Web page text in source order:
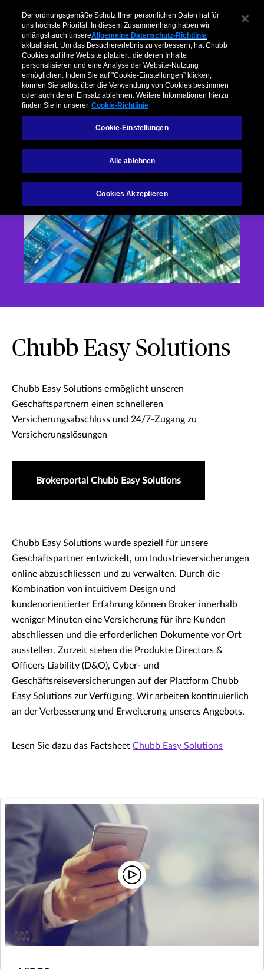
Chubb Easy Solutions
Chubb Easy Solutions ermöglicht unseren
Geschäftspartnern einen schnelleren
Versicherungsabschluss und 24/7-Zugang zu
Versicherungslösungen
Brokerportal Chubb Easy Solutions
Chubb Easy Solutions wurde speziell für unsere
Geschäftspartner entwickelt, um Industrieversicherungen
online abzuschliessen und zu verwalten. Durch die
Kombination von intuitivem Design und
kundenorientierter Erfahrung können Broker innerhalb
weniger Minuten eine Versicherung für ihre Kunden
abschliessen und die erforderlichen Dokumente vor Ort
ausstellen. Zurzeit stehen die Produkte Directors &
Officers Liability (D&O), Cyber- und
Geschäftsreiseversicherungen auf der Plattform Chubb
Easy Solutions zur Verfügung. Wir arbeiten kontinuierlich
an der Verbesserung und Erweiterung unseres Angebots.
Lesen Sie dazu das Factsheet Chubb Easy Solutions
Der ordnungsgemäße Schutz Ihrer persönlichen Daten hat für
uns höchste Priorität. In diesem Zusammenhang haben wir
unlängst auch unsereAllgemeine Datenschutz-Richtlinie
aktualisiert. Um das Besuchererlebnis zu verbessern, hat Chubb
Cookies auf ihre Website platziert, die deren Inhalte
personalisieren und eine Analyse der Website-Nutzung
ermöglichen. Indem Sie auf "Cookie-Einstellungen” klicken,
können Sie selbst über die Verwendung von Cookies bestimmen
oder auch deren Einsatz ablehnen. Weitere Informationen hierzu
finden Sie in unserer Cookie-Richtlinie
Cookie-Einstellungen
Alle ablehnen
Cookies Akzeptieren